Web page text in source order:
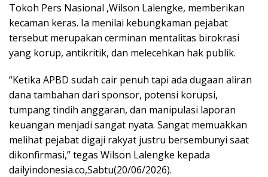
Tokoh Pers Nasional ,Wilson Lalengke, memberikan
kecaman keras. Ia menilai kebungkaman pejabat
tersebut merupakan cerminan mentalitas birokrasi
yang korup, antikritik, dan melecehkan hak publik.
“Ketika APBD sudah cair penuh tapi ada dugaan aliran
dana tambahan dari sponsor, potensi korupsi,
tumpang tindih anggaran, dan manipulasi laporan
keuangan menjadi sangat nyata. Sangat memuakkan
melihat pejabat digaji rakyat justru bersembunyi saat
dikonfirmasi,” tegas Wilson Lalengke kepada
dailyindonesia.co,Sabtu(20/06/2026).